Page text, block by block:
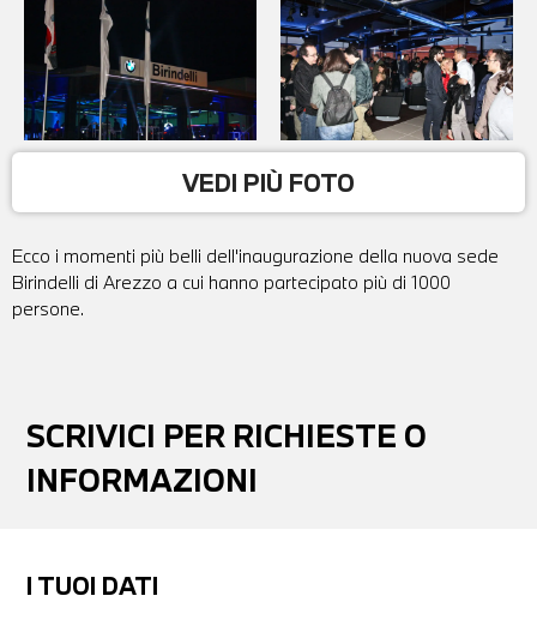
VEDI PIÙ FOTO
Ecco i momenti più belli dell'inaugurazione della nuova sede
Birindelli di Arezzo a cui hanno partecipato più di 1000
persone.
SCRIVICI PER RICHIESTE O
INFORMAZIONI
I TUOI DATI